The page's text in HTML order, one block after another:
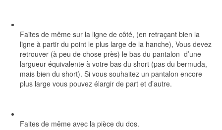
Faites de même sur la ligne de côté, (en retraçant bien la
ligne à partir du point le plus large de la hanche), Vous devez
retrouver (à peu de chose près) le bas du pantalon d’une
largueur équivalente à votre bas du short (pas du bermuda,
mais bien du short). Si vous souhaitez un pantalon encore
plus large vous pouvez élargir de part et d’autre.
Faites de même avec la pièce du dos.